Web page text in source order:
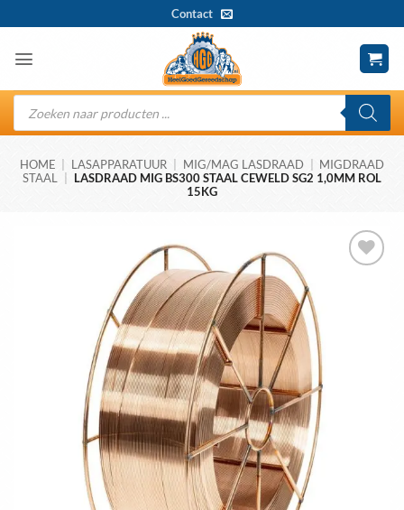
naar
inhoud
Contact
Producten
zoeken
HOME LASAPPARATUUR MIG/MAG LASDRAAD
MIGDRAAD
STAAL
LASDRAAD MIG BS300 STAAL CEWELD SG2 1,0MM ROL
15KG